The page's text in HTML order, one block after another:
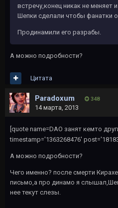
встречу,конец никак не меняет
Шепки сделали чтобы фанатки
Продинамили его разрабы.
А можно подробности?
Цитата
Paradoxum 348
14 марта, 2013
[quote name=DAO занят кемто
timestamp='1363268476'
А можно подробности?
Чего именно? после смерти
письмо,а про динамо я
нее текут слезы.